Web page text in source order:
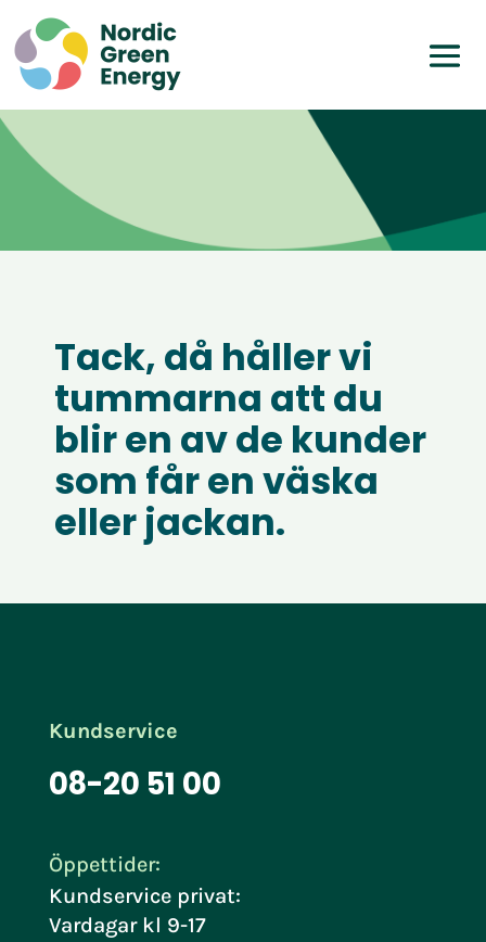
Tack, då håller vi
tummarna att du
blir en av de kunder
som får en väska
eller jackan.
Kundservice
08-20 51 00
Öppettider:
Kundservice privat:
Vardagar kl 9-17